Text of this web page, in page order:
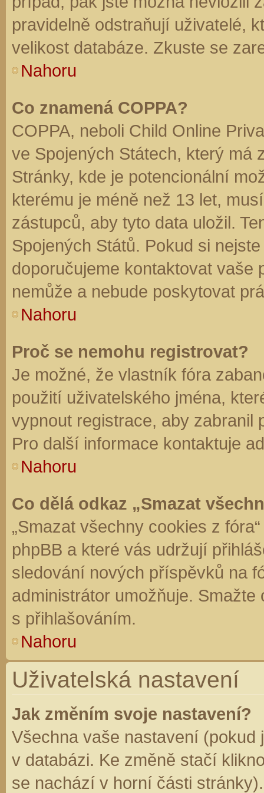
pravidelně odstraňují uživatelé,
velikost databáze. Zkuste se
Nahoru
Co znamená COPPA?
COPPA, neboli Child Online
ve Spojených Státech, který má
Stránky, kde je potencionální
kterému je méně než 13 let,
zástupců, aby tyto data uložil.
Spojených Států. Pokud si
doporučujeme kontaktovat vaše
nemůže a nebude poskytovat
Nahoru
Proč se nemohu registrovat?
Je možné, že vlastník fóra
použití uživatelského jména,
vypnout registrace, aby zabranil
Pro další informace kontaktuje
Nahoru
Co dělá odkaz „Smazat
„Smazat všechny cookies z
phpBB a které vás udržují
sledování nových příspěvků na
administrátor umožňuje.
s přihlašováním.
Nahoru
Uživatelská nastavení
Jak změním svoje nastavení?
Všechna vaše nastavení (pokud
v databázi. Ke změně stačí
se nachází v horní části